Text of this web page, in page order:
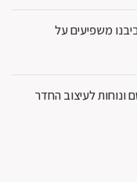
משפיעים על
ונוחות לעיצוב החדר